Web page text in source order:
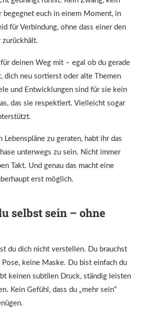
begegnet euch in einem Moment, in
für Verbindung, ohne dass einer den
zurückhält.
deinen Weg mit – egal ob du gerade
dich neu sortierst oder alte Themen
und Entwicklungen sind für sie kein
das sie respektiert. Vielleicht sogar
Lebenspläne zu geraten, habt ihr das
unterwegs zu sein. Nicht immer
Takt. Und genau das macht eine
erst möglich.
selbst sein – ohne
du dich nicht verstellen. Du brauchst
Pose, keine Maske. Du bist einfach du
keinen subtilen Druck, ständig leisten
Kein Gefühl, dass du „mehr sein“